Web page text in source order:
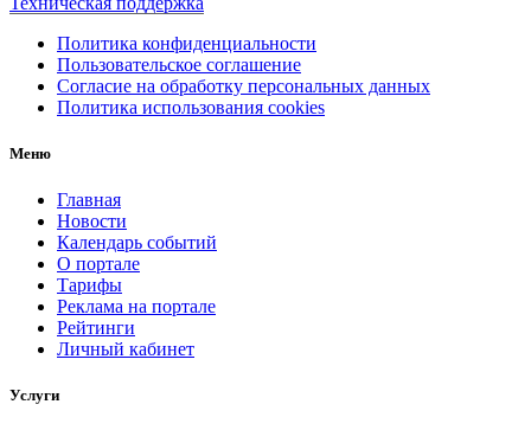
Политика конфиденциальности
Пользовательское соглашение
Согласие на обработку персональных данных
Политика использования cookies
Меню
Главная
Новости
Календарь событий
О портале
Тарифы
Реклама на портале
Рейтинги
Личный кабинет
Услуги